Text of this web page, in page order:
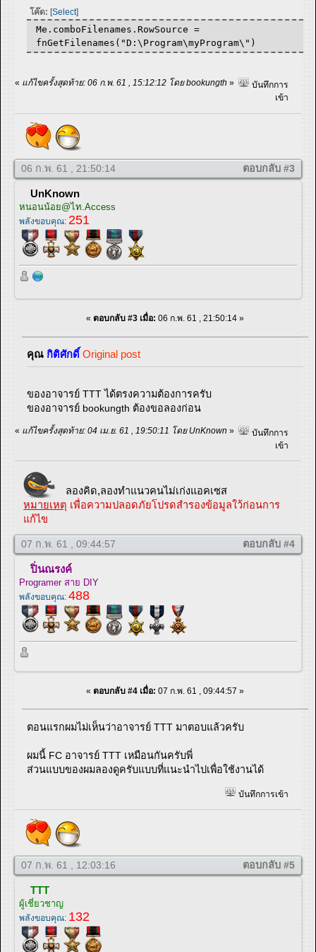
โค๊ด: [Select]
Me.comboFilenames.RowSource =
fnGetFilenames("D:\Program\myProgram\")
« แก้ไขครั้งสุดท้าย: 06 ก.พ. 61 , 15:12:12 โดย bookungth »
บันทึกการ
เข้า
06 ก.พ. 61 , 21:50:14 ตอบกลับ #3
UnKnown
หนอนน้อย@ไท.Access
พลังขอบคุณ: 251
« ตอบกลับ #3 เมื่อ: 06 ก.พ. 61 , 21:50:14 »
คุณ กิติศักดิ์ Original post
ของอาจารย์ TTT ได้ตรงความต้องการครับ
ของอาจารย์ bookungth ต้องขอลองก่อน
« แก้ไขครั้งสุดท้าย: 04 เม.ย. 61 , 19:50:11 โดย UnKnown »
บันทึกการ
เข้า
ลองคิด,ลองทำแนวคนไม่เก่งแอคเซส
หมายเหตุ เพื่อความปลอดภัยโปรดสำรองข้อมูลใว้ก่อนการ
แก้ไข
07 ก.พ. 61 , 09:44:57 ตอบกลับ #4
ปิ่นณรงค์
Programer สาย DIY
พลังขอบคุณ: 488
« ตอบกลับ #4 เมื่อ: 07 ก.พ. 61 , 09:44:57 »
ตอนแรกผมไม่เห็นว่าอาจารย์ TTT มาตอบแล้วครับ
ผมนี้ FC อาจารย์ TTT เหมือนกันครับพี่
ส่วนแบบของผมลองดูครับแบบที่แนะนำไปเพื่อใช้งานได้
บันทึกการเข้า
07 ก.พ. 61 , 12:03:16 ตอบกลับ #5
TTT
ผู้เชี่ยวชาญ
พลังขอบคุณ: 132